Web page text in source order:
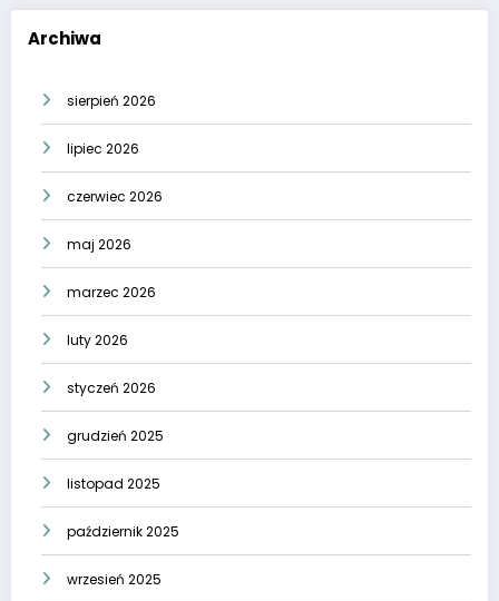
Archiwa
sierpień 2026
lipiec 2026
czerwiec 2026
maj 2026
marzec 2026
luty 2026
styczeń 2026
grudzień 2025
listopad 2025
październik 2025
wrzesień 2025